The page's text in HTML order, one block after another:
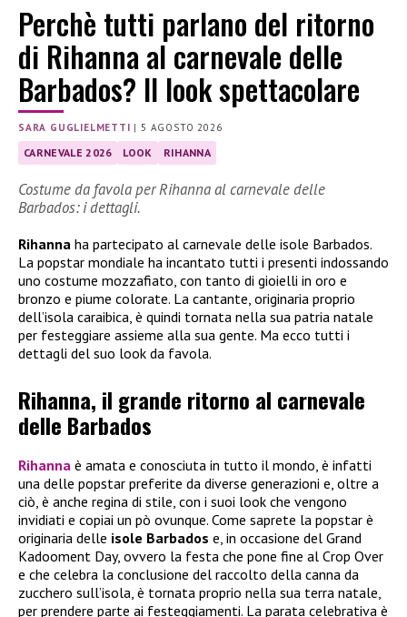
Perchè tutti parlano del ritorno
di Rihanna al carnevale delle
Barbados? Il look spettacolare
SARA GUGLIELMETTI |5 AGOSTO 2026
CARNEVALE 2026 LOOK RIHANNA
Costume da favola per Rihanna al carnevale delle
Barbados: i dettagli.
Rihanna ha partecipato al carnevale delle isole Barbados.
La popstar mondiale ha incantato tutti i presenti indossando
uno costume mozzafiato, con tanto di gioielli in oro e
bronzo e piume colorate. La cantante, originaria proprio
dell’isola caraibica, è quindi tornata nella sua patria natale
per festeggiare assieme alla sua gente. Ma ecco tutti i
dettagli del suo look da favola.
Rihanna, il grande ritorno al carnevale
delle Barbados
Rihanna è amata e conosciuta in tutto il mondo, è infatti
una delle popstar preferite da diverse generazioni e, oltre a
ciò, è anche regina di stile, con i suoi look che vengono
invidiati e copiai un pò ovunque. Come saprete la popstar è
originaria delle isole Barbados e, in occasione del Grand
Kadooment Day, ovvero la festa che pone fine al Crop Over
e che celebra la conclusione del raccolto della canna da
zucchero sull’isola, è tornata proprio nella sua terra natale,
per prendere parte ai festeggiamenti. La parata celebrativa è